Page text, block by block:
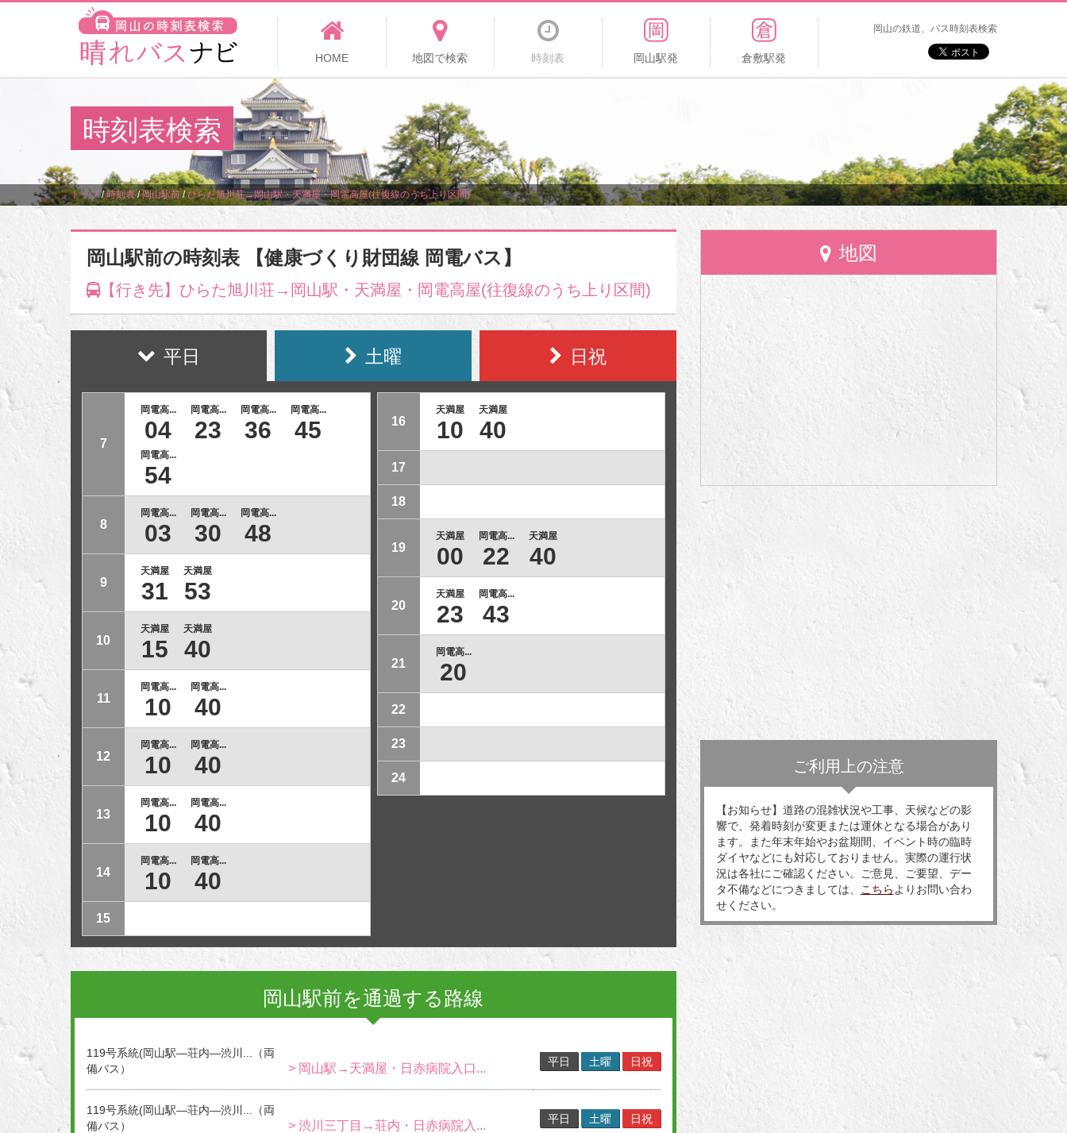
HOME 地図で検索 時刻表 岡山駅発 倉敷駅発
岡山の鉄道、バス時刻表検索
時刻表検索
トップ/時刻表/岡山駅前/ひらた旭川荘→岡山駅・天満屋・岡電高屋(往復線のうち上り区間)
岡山駅前の時刻表 【健康づくり財団線 岡電バス】
【行き先】ひらた旭川荘→岡山駅・天満屋・岡電高屋(往復線のうち上り区間)
平日 土曜 日祝
7
岡電高...
04
岡電高...
23
岡電高...
36
岡電高...
45
岡電高...
54
8
岡電高...
03
岡電高...
30
岡電高...
48
9
天満屋
31
天満屋
53
10
天満屋
15
天満屋
40
11
岡電高...
10
岡電高...
40
12
岡電高...
10
岡電高...
40
13
岡電高...
10
岡電高...
40
14
岡電高...
10
岡電高...
40
15
16
天満屋
10
天満屋
40
17
18
19
天満屋
00
岡電高...
22
天満屋
40
20
天満屋
23
岡電高...
43
21
岡電高...
20
22
23
24
岡山駅前を通過する路線
119号系統(岡山駅―荘内―渋川...（両
備バス）
> 岡山駅→天満屋・日赤病院入口... 平日 土曜 日祝
119号系統(岡山駅―荘内―渋川...（両
備バス）
> 渋川三丁目→荘内・日赤病院入... 平日 土曜 日祝
地図
ご利用上の注意
【お知らせ】道路の混雑状況や工事、天候などの影
響で、発着時刻が変更または運休となる場合があり
ます。また年末年始やお盆期間、イベント時の臨時
ダイヤなどにも対応しておりません。実際の運行状
況は各社にご確認ください。ご意見、ご要望、デー
タ不備などにつきましては、
こちら よりお問い合わ
せください。